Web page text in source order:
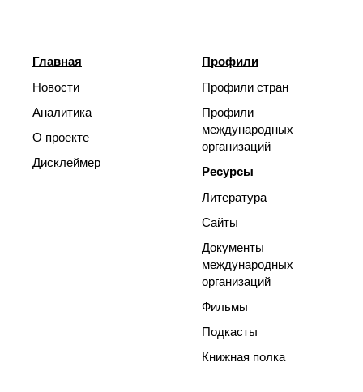
Главная
Новости
Аналитика
О проекте
Дисклеймер
Профили
Профили стран
Профили
международных
организаций
Ресурсы
Литература
Сайты
Документы
международных
организаций
Фильмы
Подкасты
Книжная полка